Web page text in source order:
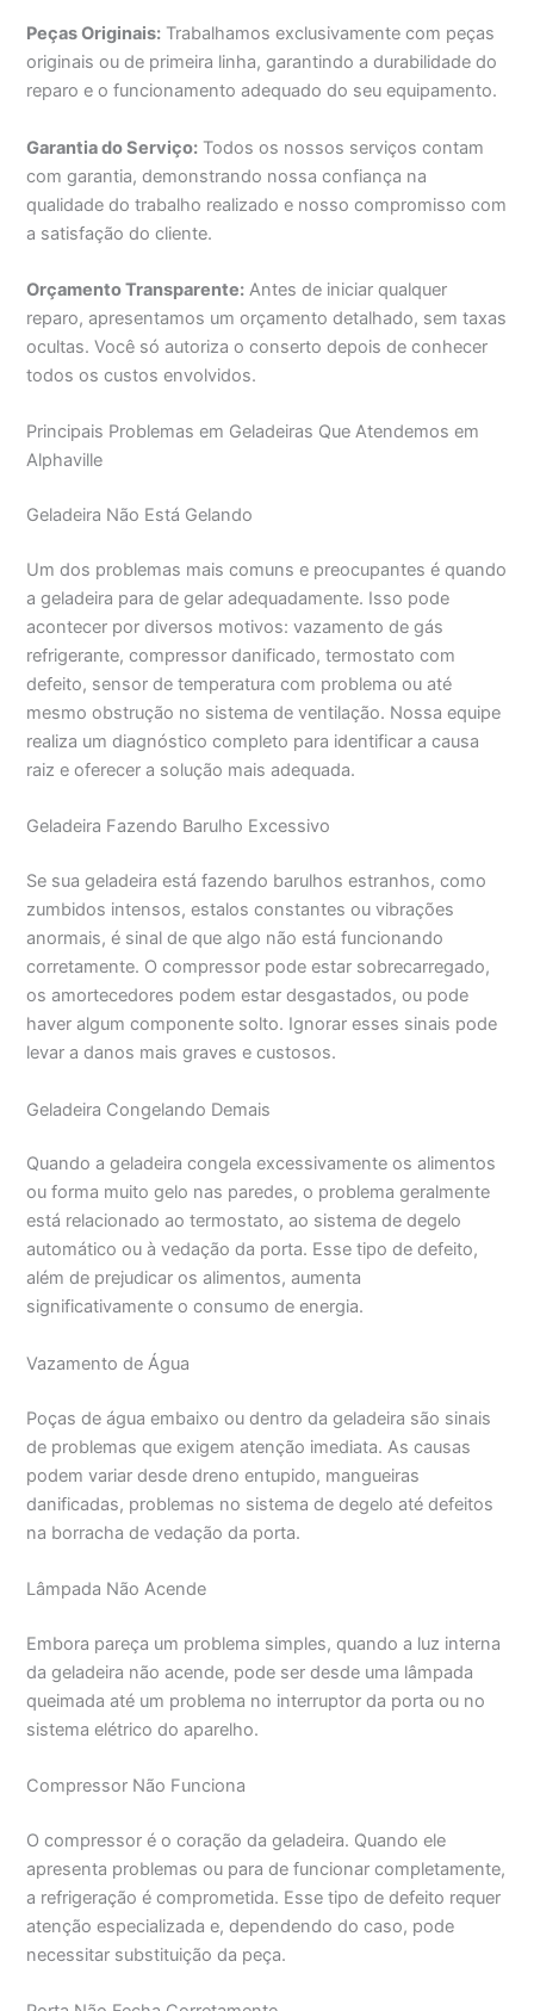
Peças Originais: Trabalhamos exclusivamente com peças
originais ou de primeira linha, garantindo a durabilidade do
reparo e o funcionamento adequado do seu equipamento.
Garantia do Serviço: Todos os nossos serviços contam
com garantia, demonstrando nossa confiança na
qualidade do trabalho realizado e nosso compromisso com
a satisfação do cliente.
Orçamento Transparente: Antes de iniciar qualquer
reparo, apresentamos um orçamento detalhado, sem taxas
ocultas. Você só autoriza o conserto depois de conhecer
todos os custos envolvidos.
Principais Problemas em Geladeiras Que Atendemos em
Alphaville
Geladeira Não Está Gelando
Um dos problemas mais comuns e preocupantes é quando
a geladeira para de gelar adequadamente. Isso pode
acontecer por diversos motivos: vazamento de gás
refrigerante, compressor danificado, termostato com
defeito, sensor de temperatura com problema ou até
mesmo obstrução no sistema de ventilação. Nossa equipe
realiza um diagnóstico completo para identificar a causa
raiz e oferecer a solução mais adequada.
Geladeira Fazendo Barulho Excessivo
Se sua geladeira está fazendo barulhos estranhos, como
zumbidos intensos, estalos constantes ou vibrações
anormais, é sinal de que algo não está funcionando
corretamente. O compressor pode estar sobrecarregado,
os amortecedores podem estar desgastados, ou pode
haver algum componente solto. Ignorar esses sinais pode
levar a danos mais graves e custosos.
Geladeira Congelando Demais
Quando a geladeira congela excessivamente os alimentos
ou forma muito gelo nas paredes, o problema geralmente
está relacionado ao termostato, ao sistema de degelo
automático ou à vedação da porta. Esse tipo de defeito,
além de prejudicar os alimentos, aumenta
significativamente o consumo de energia.
Vazamento de Água
Poças de água embaixo ou dentro da geladeira são sinais
de problemas que exigem atenção imediata. As causas
podem variar desde dreno entupido, mangueiras
danificadas, problemas no sistema de degelo até defeitos
na borracha de vedação da porta.
Lâmpada Não Acende
Embora pareça um problema simples, quando a luz interna
da geladeira não acende, pode ser desde uma lâmpada
queimada até um problema no interruptor da porta ou no
sistema elétrico do aparelho.
Compressor Não Funciona
O compressor é o coração da geladeira. Quando ele
apresenta problemas ou para de funcionar completamente,
a refrigeração é comprometida. Esse tipo de defeito requer
atenção especializada e, dependendo do caso, pode
necessitar substituição da peça.